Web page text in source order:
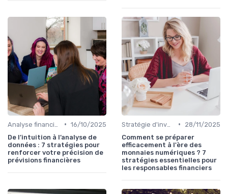
• 16/10/2025
De l’intuition à l’analyse de
données : 7 stratégies pour
renforcer votre précision de
prévisions financières
•
28/11/2025
Comment se préparer
efficacement à l'ère des
monnaies numériques ? 7
stratégies essentielles pour
les responsables financiers